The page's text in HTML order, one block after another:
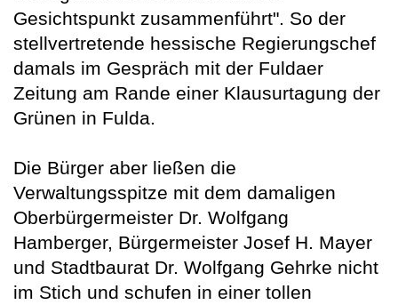
Gesichtspunkt zusammenführt". So der
stellvertretende hessische Regierungschef
damals im Gespräch mit der Fuldaer
Zeitung am Rande einer Klausurtagung der
Grünen in Fulda.
Die Bürger aber ließen die
Verwaltungsspitze mit dem damaligen
Oberbürgermeister Dr. Wolfgang
Hamberger, Bürgermeister Josef H. Mayer
und Stadtbaurat Dr. Wolfgang Gehrke nicht
im Stich und schufen in einer tollen